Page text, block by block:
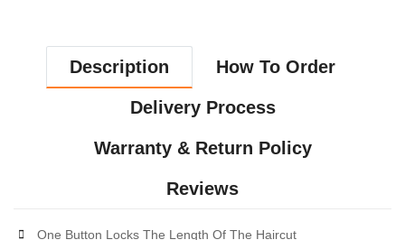
Description How To Order
Delivery Process
Warranty & Return Policy
Reviews
One Button Locks The Length Of The Haircut